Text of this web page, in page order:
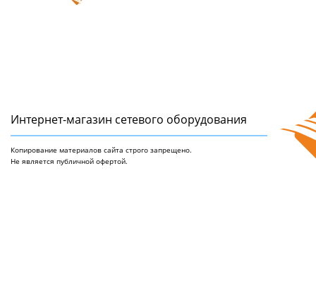
Интернет-магазин сетeвого оборудования
Копирование материалов сайта строго запрещено.
Не является публичной офертой.